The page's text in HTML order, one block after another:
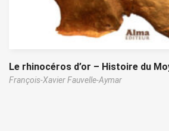
Le rhinocéros d’or – Histoire du
François-Xavier Fauvelle-Aymar